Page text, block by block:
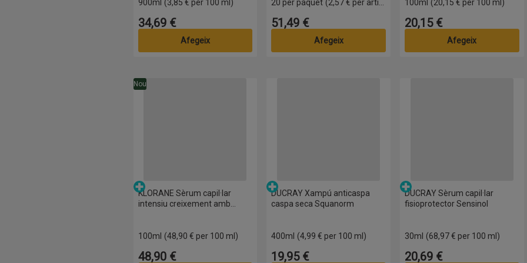
900ml (3,85 € per 100 ml)
Preu
34,69 €
Afegeix
20 per paquet (2,57 € per article)
Preu
51,49 €
Afegeix
100ml (20,15 € per 100 ml)
Preu
20,15 €
Afegeix
NouKLORANE Sèrum capil·lar intensiu creixement amb quinina
Parafarmàcia
KLORANE Sèrum capil·lar
intensiu creixement amb
100ml (48,90 € per 100 ml)
Preu
48,90 €
Parafarmàcia
DUCRAY Xampú anticaspa
caspa seca Squanorm
400ml (4,99 € per 100 ml)
Preu
19,95 €
Parafarmàcia
DUCRAY Sèrum capil·lar
fisioprotector Sensinol
30ml (68,97 € per 100 ml)
Preu
20,69 €